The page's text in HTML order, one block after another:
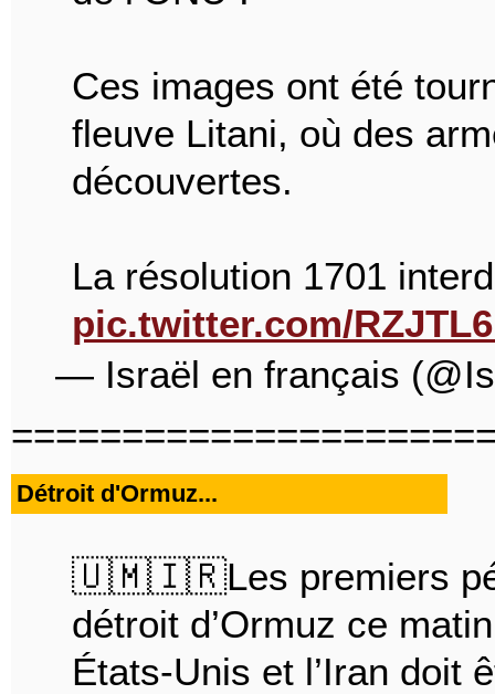
Ces images ont été
fleuve Litani, où des
découvertes.
La résolution 1701
pic.twitter.com/
— Israël en français
Détroit d'Ormuz...
🇺🇲🇮🇷Les premiers
détroit d’Ormuz ce
États-Unis et l’Iran doit